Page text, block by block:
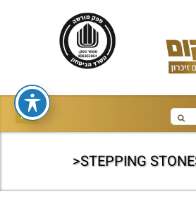
STEPPING